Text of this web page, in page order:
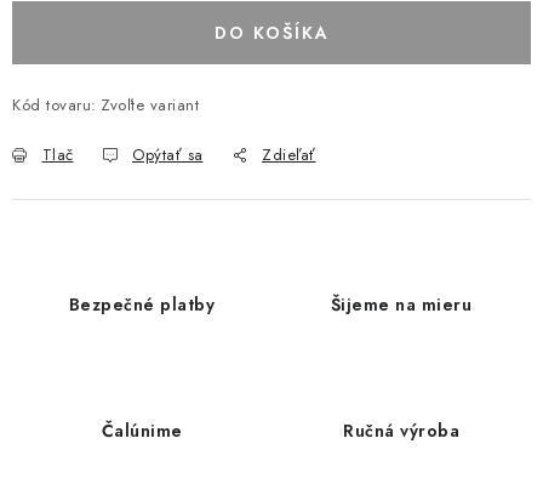
DO KOŠÍKA
Kód tovaru: Zvoľte variant
Tlač Opýtať sa Zdieľať
Bezpečné platby Šijeme na mieru
Čalúnime Ručná výroba